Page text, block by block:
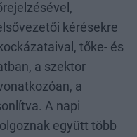
kérésekre
tőke- és
a szektor
a
A napi
együtt több